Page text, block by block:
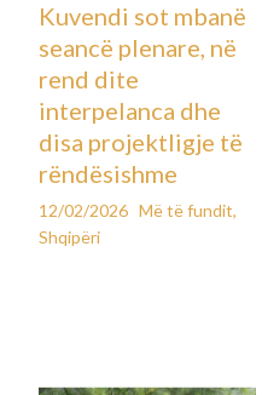
Kuvendi sot mbanë
seancë plenare, në
rend dite
interpelanca dhe
disa projektligje të
rëndësishme
12/02/2026 Më të fundit,
Shqipëri